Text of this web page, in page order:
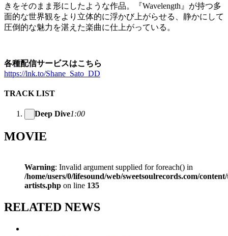
きをそのまま形にしたような作品。『Wavelength』が持つ多
面的な世界観をより立体的に浮かび上がらせる、静かにして
圧倒的な魅力を湛えた楽曲に仕上がっている。
各種配信サービスはこちら
https://lnk.to/Shane_Sato_DD
TRACK LIST
Deep Dive1:00
MOVIE
Warning: Invalid argument supplied for foreach() in
/home/users/0/lifesound/web/sweetsoulrecords.com/
artists.php on line 135
RELATED NEWS